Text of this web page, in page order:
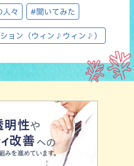
人々 #聞いてみた
ョン（ウィン♪ウィン♪）